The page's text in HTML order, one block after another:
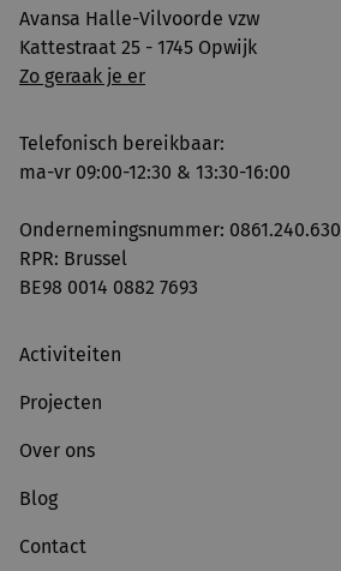
Avansa Halle-Vilvoorde vzw
Kattestraat 25 - 1745 Opwijk
Zo geraak je er
Telefonisch bereikbaar:
ma-vr 09:00-12:30 & 13:30-16:00
Ondernemingsnummer: 0861.240.630
RPR: Brussel
BE98 0014 0882 7693
Activiteiten
Projecten
Over ons
Blog
Contact